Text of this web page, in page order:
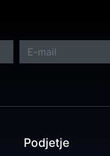
Podjetje